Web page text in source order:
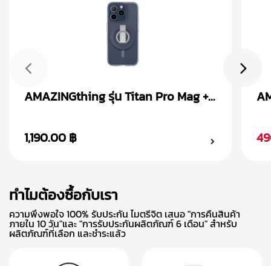
AMAZINGthing รุ่น Titan Pro Mag +
1,190.00 ฿
ทำไมต้องซื้อกับเรา
ความพึงพอใจ 100% รับประกัน ไมตรีจิต เสนอ "การคืนสินค้า
ภายใน 10 วัน"และ "การรับประกันผลิตภัณฑ์ 6 เดือน" สำหรับ
ผลิตภัณฑ์ที่เลือก และชำระแล้ว